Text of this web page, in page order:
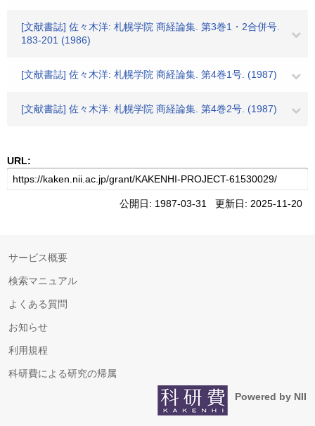
[文献書誌] 佐々木洋: 札幌学院 商経論集. 第3巻1・2合併号.
183-201 (1986)
[文献書誌] 佐々木洋: 札幌学院 商経論集. 第4巻1号. (1987)
[文献書誌] 佐々木洋: 札幌学院 商経論集. 第4巻2号. (1987)
URL:
公開日: 1987-03-31 更新日: 2025-11-20
サービス概要
検索マニュアル
よくある質問
お知らせ
利用規程
科研費による研究の帰属
Powered by NII